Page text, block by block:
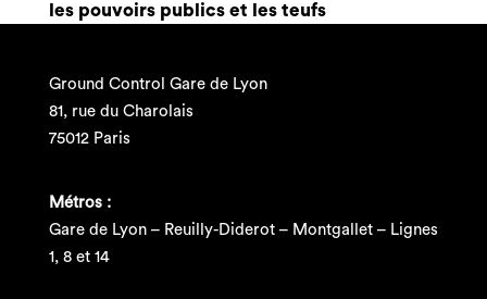
les pouvoirs publics et les teufs
Ground Control Gare de Lyon
81, rue du Charolais
75012 Paris
Métros :
Gare de Lyon – Reuilly-Diderot – Montgallet – Lignes
1, 8 et 14